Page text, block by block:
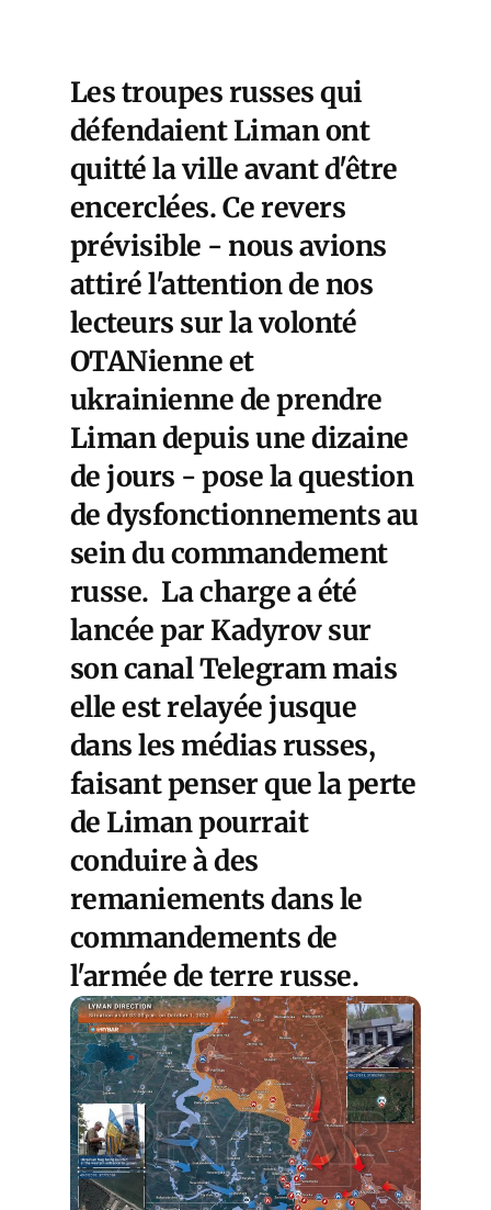
Les troupes russes qui
défendaient Liman ont
quitté la ville avant d'être
encerclées. Ce revers
prévisible - nous avions
attiré l'attention de nos
lecteurs sur la volonté
OTANienne et
ukrainienne de prendre
Liman depuis une dizaine
de jours - pose la question
de dysfonctionnements au
sein du commandement
russe. La charge a été
lancée par Kadyrov sur
son canal Telegram mais
elle est relayée jusque
dans les médias russes,
faisant penser que la perte
de Liman pourrait
conduire à des
remaniements dans le
commandements de
l'armée de terre russe.